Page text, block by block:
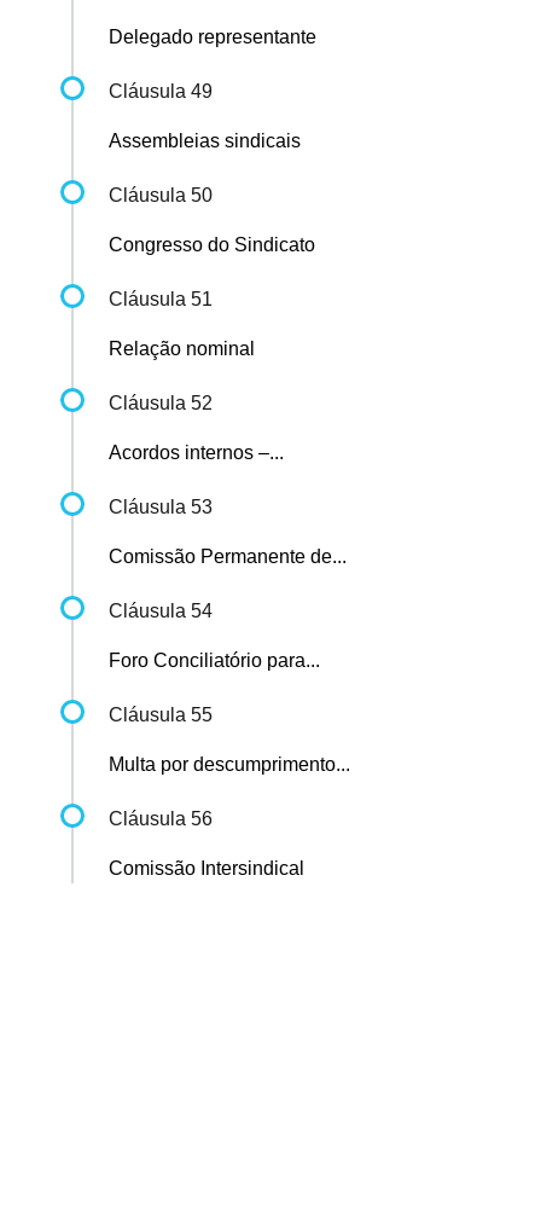
Delegado representante
Cláusula 49
Assembleias sindicais
Cláusula 50
Congresso do Sindicato
Cláusula 51
Relação nominal
Cláusula 52
Acordos internos –...
Cláusula 53
Comissão Permanente de...
Cláusula 54
Foro Conciliatório para...
Cláusula 55
Multa por descumprimento...
Cláusula 56
Comissão Intersindical